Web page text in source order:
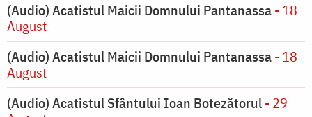
(Audio) Acatistul Maicii Domnului Pantanassa- 18
August
(Audio) Acatistul Maicii Domnului Pantanassa- 18
August
(Audio) Acatistul Sfântului Ioan Botezătorul- 29